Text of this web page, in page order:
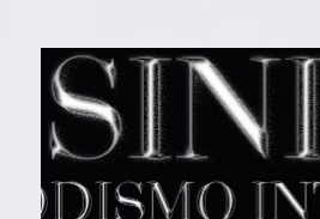
EL SINDICAL
Periodismo Inteligente